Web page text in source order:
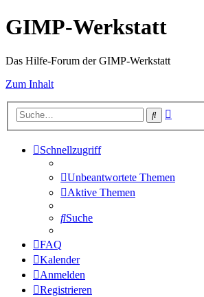
GIMP-Werkstatt
Das Hilfe-Forum der GIMP-Werkstatt
Zum Inhalt
Suche
Schnellzugriff
Unbeantwortete Themen
Aktive Themen
Suche
FAQ
Kalender
Anmelden
Registrieren